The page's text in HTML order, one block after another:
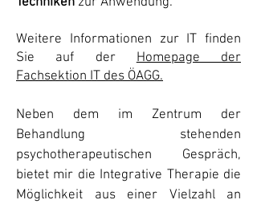
Weitere Informationen zur IT finden
Sie auf derHomepage der
Fachsektion IT des ÖAGG.
Neben dem im Zentrum der
Behandlung stehenden
psychotherapeutischen Gespräch,
bietet mir die Integrative Therapie die
Möglichkeit aus einer Vielzahl an